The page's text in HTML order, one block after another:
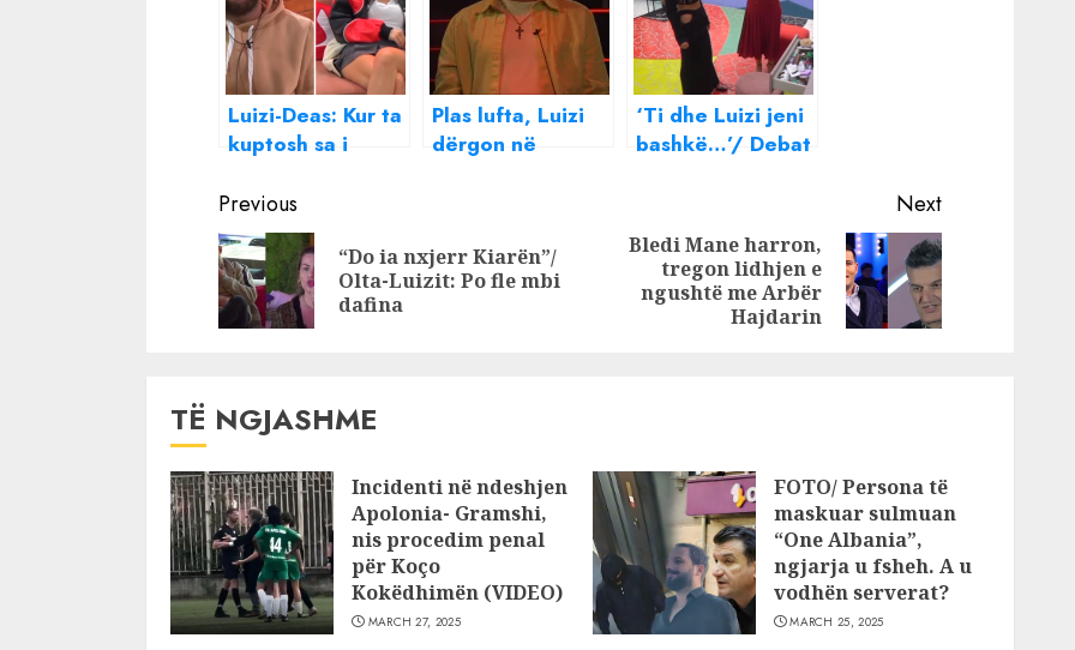
Luizi-Deas: Kur ta
kuptosh sa i
jesh në shtëpi
duke e parë nga
divani Big
Brother
Plas lufta, Luizi
dërgon në
‘Ti dhe Luizi jeni
bashkë…’/ Debat
fytyrë të gjitha
një për një
Continue
Reading
Previous
Previous
“Do ia nxjerr Kiarën”/
Olta-Luizit: Po fle mbi
dafina
Next
Bledi Mane harron,
tregon lidhjen e
ngushtë me Arbër
Hajdarin
TË NGJASHME
Incidenti në ndeshjen
Apolonia- Gramshi,
nis procedim penal
për Koço
Kokëdhimën (VIDEO)
MARCH 27, 2025
FOTO/ Persona të
maskuar sulmuan
“One Albania”,
ngjarja u fsheh. A u
vodhën serverat?
MARCH 25, 2025